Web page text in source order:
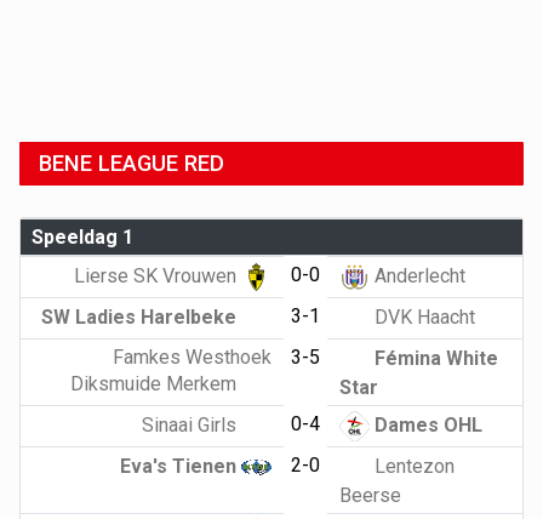
BENE LEAGUE RED
Speeldag 1
Lierse SK Vrouwen
0-0
Anderlecht
SW Ladies Harelbeke
3-1
DVK Haacht
Famkes Westhoek
Diksmuide Merkem
3-5
Fémina White
Star
Sinaai Girls
0-4
Dames OHL
Eva's Tienen
2-0
Lentezon
Beerse